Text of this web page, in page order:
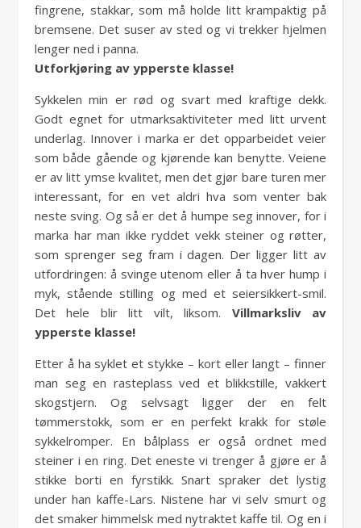
fingrene, stakkar, som må holde litt krampaktig på
bremsene. Det suser av sted og vi trekker hjelmen
lenger ned i panna.
Utforkjøring av ypperste klasse!
Sykkelen min er rød og svart med kraftige dekk.
Godt egnet for utmarksaktiviteter med litt urvent
underlag. Innover i marka er det opparbeidet veier
som både gående og kjørende kan benytte. Veiene
er av litt ymse kvalitet, men det gjør bare turen mer
interessant, for en vet aldri hva som venter bak
neste sving. Og så er det å humpe seg innover, for i
marka har man ikke ryddet vekk steiner og røtter,
som sprenger seg fram i dagen. Der ligger litt av
utfordringen: å svinge utenom eller å ta hver hump i
myk, stående stilling og med et seiersikkert-smil.
Det hele blir litt vilt, liksom. Villmarksliv av
ypperste klasse!
Etter å ha syklet et stykke – kort eller langt – finner
man seg en rasteplass ved et blikkstille, vakkert
skogstjern. Og selvsagt ligger der en felt
tømmerstokk, som er en perfekt krakk for støle
sykkelromper. En bålplass er også ordnet med
steiner i en ring. Det eneste vi trenger å gjøre er å
stikke borti en fyrstikk. Snart spraker det lystig
under han kaffe-Lars. Nistene har vi selv smurt og
det smaker himmelsk med nytraktet kaffe til. Og en i